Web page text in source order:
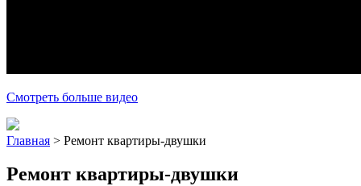
Смотреть больше видео
Главная > Ремонт квартиры-двушки
Ремонт квартиры-двушки